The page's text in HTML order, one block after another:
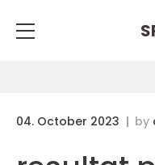
04. October 2023 by